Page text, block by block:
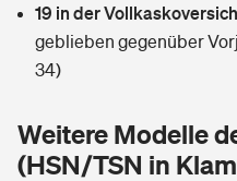
Tools
Wer versichert was: Jetzt
Handyversicherung
Wer versichert was: Jetzt
Sie haben Fragen?
Rentenrechner: Wie viel
19 in der
geblieben gegenüber
34)
Weitere Modelle
(HSN/TSN in